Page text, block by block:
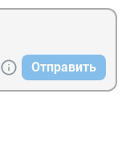
Отправить